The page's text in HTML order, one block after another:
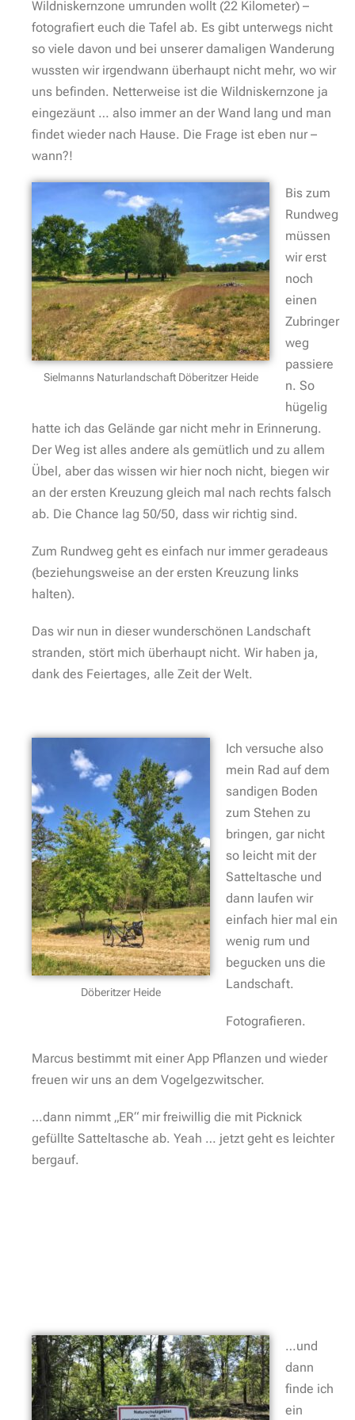
Wildniskernzone umrunden wollt (22 Kilometer) –
fotografiert euch die Tafel ab. Es gibt unterwegs nicht
so viele davon und bei unserer damaligen Wanderung
wussten wir irgendwann überhaupt nicht mehr, wo wir
uns befinden. Netterweise ist die Wildniskernzone ja
eingezäunt … also immer an der Wand lang und man
findet wieder nach Hause. Die Frage ist eben nur –
wann?!
Sielmanns Naturlandschaft Döberitzer Heide
Bis zum
Rundweg
müssen
wir erst
noch
einen
Zubringer
weg
passiere
n. So
hügelig
hatte ich das Gelände gar nicht mehr in Erinnerung.
Der Weg ist alles andere als gemütlich und zu allem
Übel, aber das wissen wir hier noch nicht, biegen wir
an der ersten Kreuzung gleich mal nach rechts falsch
ab. Die Chance lag 50/50, dass wir richtig sind.
Zum Rundweg geht es einfach nur immer geradeaus
(beziehungsweise an der ersten Kreuzung links
halten).
Das wir nun in dieser wunderschönen Landschaft
stranden, stört mich überhaupt nicht. Wir haben ja,
dank des Feiertages, alle Zeit der Welt.
Döberitzer Heide
Ich versuche also
mein Rad auf dem
sandigen Boden
zum Stehen zu
bringen, gar nicht
so leicht mit der
Satteltasche und
dann laufen wir
einfach hier mal ein
wenig rum und
begucken uns die
Landschaft.
Fotografieren.
Marcus bestimmt mit einer App Pflanzen und wieder
freuen wir uns an dem Vogelgezwitscher.
…dann nimmt „ER“ mir freiwillig die mit Picknick
gefüllte Satteltasche ab. Yeah … jetzt geht es leichter
bergauf.
…und
dann
finde ich
ein